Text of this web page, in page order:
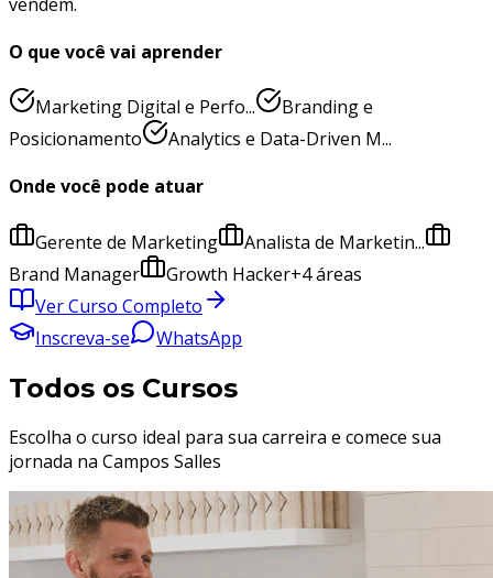
O que você vai aprender
Marketing Digital e Perfo...
Branding e
Posicionamento
Analytics e Data-Driven M...
Onde você pode atuar
Gerente de Marketing
Analista de Marketin...
Brand Manager
Growth Hacker+4áreas
Ver Curso Completo
Inscreva-se
WhatsApp
Todos os Cursos
Escolha o curso ideal para sua carreira e comece sua
jornada na Campos Salles